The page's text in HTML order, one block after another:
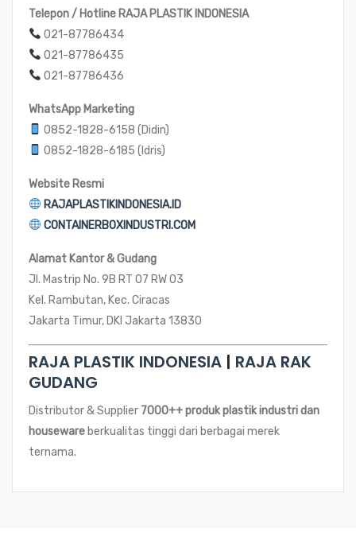
Telepon / Hotline RAJA PLASTIK INDONESIA
021-87786434
021-87786435
021-87786436
WhatsApp Marketing
0852-1828-6158 (Didin)
0852-1828-6185 (Idris)
Website Resmi
RAJAPLASTIKINDONESIA.ID
CONTAINERBOXINDUSTRI.COM
Alamat Kantor & Gudang
Jl. Mastrip No. 9B RT 07 RW 03
Kel. Rambutan, Kec. Ciracas
Jakarta Timur, DKI Jakarta 13830
RAJA PLASTIK INDONESIA | RAJA RAK
GUDANG
Distributor & Supplier 7000++ produk plastik industri dan
houseware berkualitas tinggi dari berbagai merek
ternama.